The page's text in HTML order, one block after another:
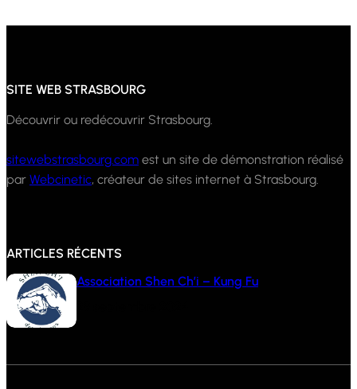
SITE WEB STRASBOURG
Découvrir ou redécouvrir Strasbourg.
sitewebstrasbourg.com est un site de démonstration réalisé
par Webcinetic, créateur de sites internet à Strasbourg.
ARTICLES RÉCENTS
Association Shen Ch’i – Kung Fu